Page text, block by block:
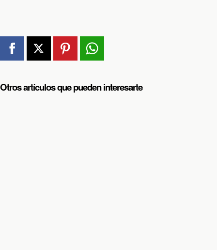
Otros artículos que pueden interesarte